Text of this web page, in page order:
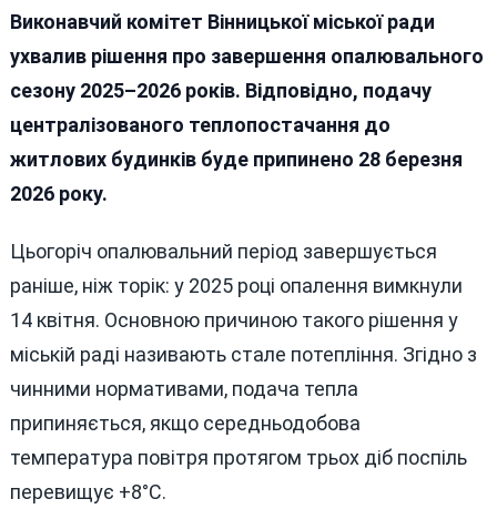
У
17
2025
Році
Виконавчий комітет Вінницької міської ради
ухвалив рішення про завершення опалювального
сезону 2025–2026 років. Відповідно, подачу
централізованого теплопостачання до
житлових будинків буде припинено 28 березня
2026 року.
Цьогоріч опалювальний період завершується
раніше, ніж торік: у 2025 році опалення вимкнули
14 квітня. Основною причиною такого рішення у
міській раді називають стале потепління. Згідно з
чинними нормативами, подача тепла
припиняється, якщо середньодобова
температура повітря протягом трьох діб поспіль
перевищує +8°C.